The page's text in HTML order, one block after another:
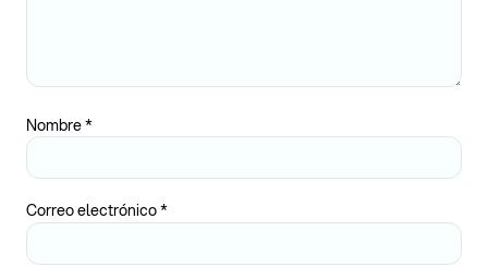
Nombre*
Correo electrónico*